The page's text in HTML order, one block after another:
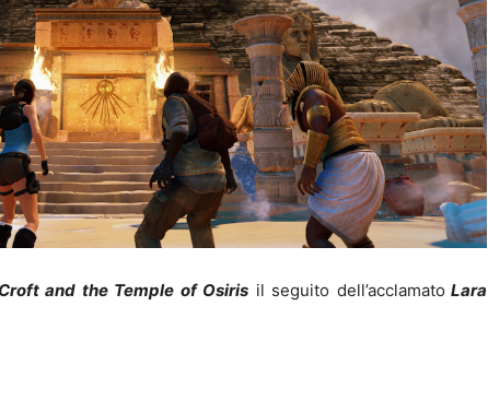
and the Temple of Osiris il seguito dell’acclamato Lara